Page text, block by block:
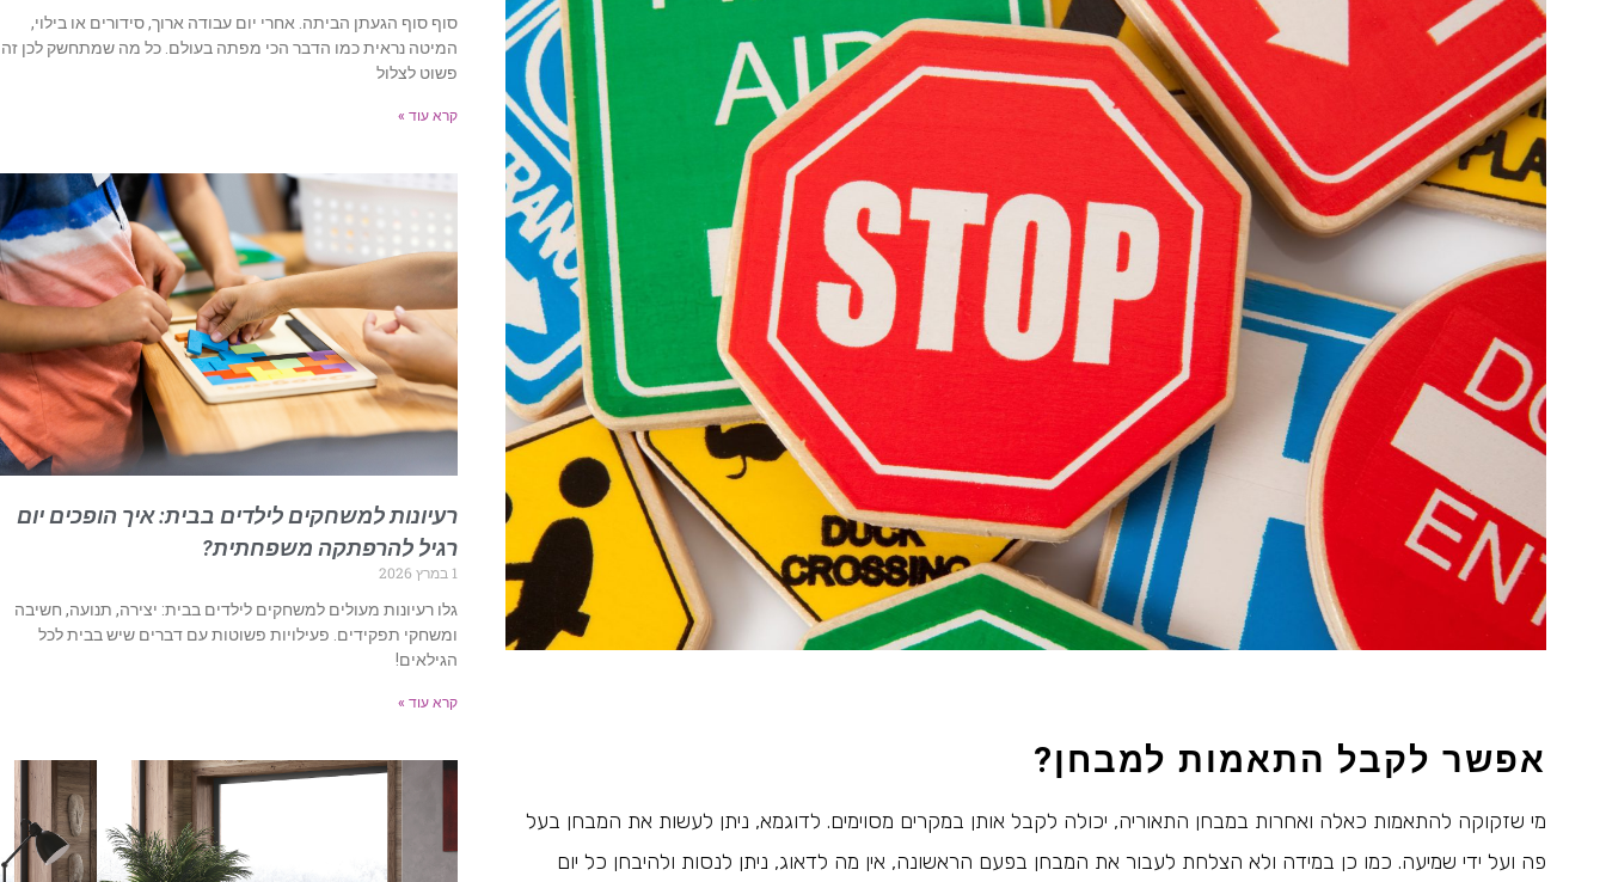
אפשר לקבל התאמות למבחן?
מי שזקוקה להתאמות כאלה ואחרות במבחן התאוריה, יכולה לקבל אותן במקרים מסוימים. לדוגמא, ניתן לעשות את המבחן בעל
פה ועל ידי שמיעה. כמו כן במידה ולא הצלחת לעבור את המבחן בפעם הראשונה, אין מה לדאוג, ניתן לנסות ולהיבחן כל יום
סוף סוף הגעתן הביתה. אחרי יום עבודה ארוך, סידורים או בילוי,
המיטה נראית כמו הדבר הכי מפתה בעולם. כל מה שמתחשק לכן זה
פשוט לצלול
קרא עוד »
רעיונות למשחקים לילדים בבית: איך הופכים יום
רגיל להרפתקה משפחתית?
1 במרץ 2026
גלו רעיונות מעולים למשחקים לילדים בבית: יצירה, תנועה, חשיבה
ומשחקי תפקידים. פעילויות פשוטות עם דברים שיש בבית לכל
הגילאים!
קרא עוד »